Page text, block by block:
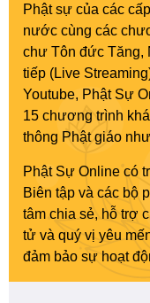
Phật sự của các
nước cùng các
chư Tôn đức Tăng,
tiếp (Live
Youtube, Phật Sự
15 chương trình
thông Phật giáo
Phật Sự Online có
Biên tập và các bộ
tâm chia sẻ, hỗ trợ
tử và quý vị yêu
đảm bảo sự hoạt